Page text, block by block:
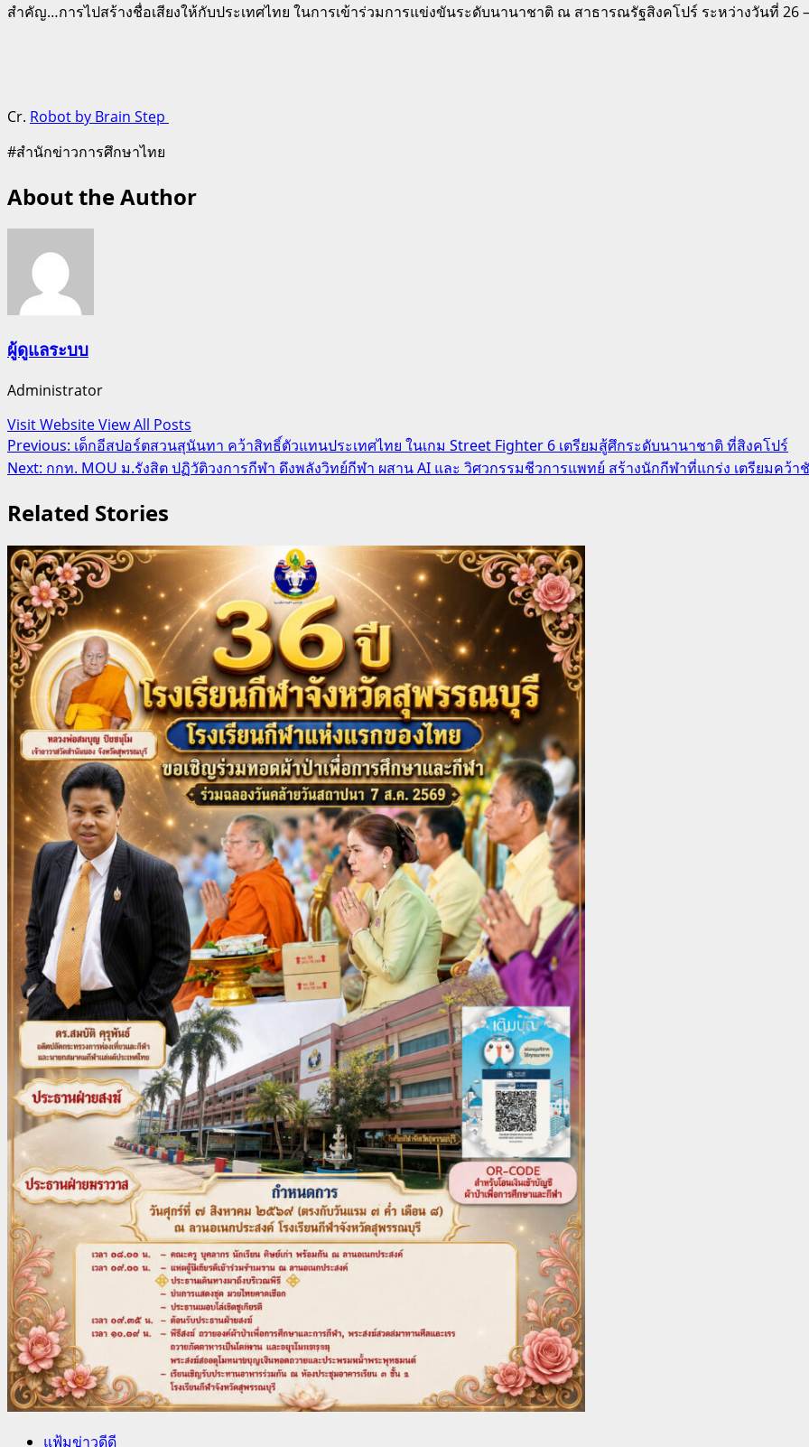
สำคัญ…การไปสร้างชื่อเสียงให้กับประเทศไทย ในการเข้าร่วมการแข่งขันระดับนานาชาติ ณ สาธารณรัฐสิงคโปร์ ระหว่างวันที่ 26
Cr. Robot by Brain Step
#สำนักข่าวการศึกษาไทย
About the Author
ผู้ดูแลระบบ
Administrator
Visit WebsiteView All Posts
Post
navigation
Previous: เด็กอีสปอร์ตสวนสุนันทา คว้าสิทธิ์ตัวแทนประเทศไทย ในเกม Street Fighter 6 เตรียมสู้ศึกระดับนานาชาติ ที่สิงคโปร์
Next: กกท. MOU ม.รังสิต ปฏิวัติวงการกีฬา ดึงพลังวิทย์กีฬา ผสาน AI และ วิศวกรรมชีวการแพทย์ สร้างนักกีฬาที่แกร่ง เตรียมคว้า
Related Stories
แฟ้มข่าวดีดี